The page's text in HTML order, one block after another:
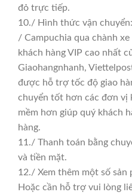
đỏ trực tiếp.
10./ Hình thức vận
/ Campuchia qua chành
khách hàng VIP cao nhất
Giaohangnhanh,
được hỗ trợ tốc độ giao
chuyển tốt hơn các đơn vị
mềm hơn giúp quý khách
hàng.
11./ Thanh toán bằng
và tiền mặt.
12./ Xem thêm một số sản
Hoặc cần hỗ trợ vui lòng